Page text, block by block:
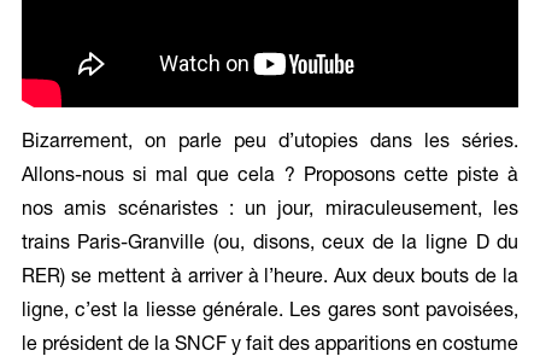
Bizarrement, on parle peu d’utopies dans les séries.
Allons-nous si mal que cela ? Proposons cette piste à
nos amis scénaristes : un jour, miraculeusement, les
trains Paris-Granville (ou, disons, ceux de la ligne D du
RER) se mettent à arriver à l’heure. Aux deux bouts de la
ligne, c’est la liesse générale. Les gares sont pavoisées,
le président de la SNCF y fait des apparitions en costume